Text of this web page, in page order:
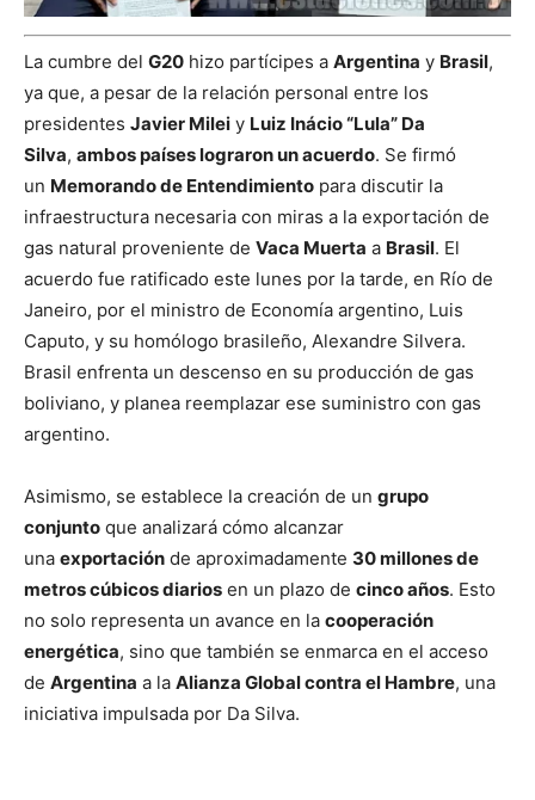
La cumbre del G20 hizo partícipes a Argentina y Brasil,
ya que, a pesar de la relación personal entre los
presidentes Javier Milei y Luiz Inácio “Lula” Da
Silva, ambos países lograron un acuerdo. Se firmó
un Memorando de Entendimiento para discutir la
infraestructura necesaria con miras a la exportación de
gas natural proveniente de Vaca Muerta a Brasil. El
acuerdo fue ratificado este lunes por la tarde, en Río de
Janeiro, por el ministro de Economía argentino, Luis
Caputo, y su homólogo brasileño, Alexandre Silvera.
Brasil enfrenta un descenso en su producción de gas
boliviano, y planea reemplazar ese suministro con gas
argentino.
Asimismo, se establece la creación de un grupo
conjunto que analizará cómo alcanzar
una exportación de aproximadamente 30 millones de
metros cúbicos diarios en un plazo de cinco años. Esto
no solo representa un avance en la cooperación
energética, sino que también se enmarca en el acceso
de Argentina a la Alianza Global contra el Hambre, una
iniciativa impulsada por Da Silva.